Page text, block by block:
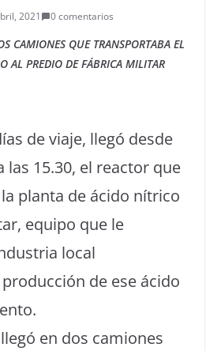
2021 0 comentarios
CAMIONES QUE TRANSPORTABA EL
AL PREDIO DE FÁBRICA MILITAR
de viaje, llegó desde
las 15.30, el reactor que
planta de ácido nítrico
equipo que le
local
de ese ácido
en dos camiones